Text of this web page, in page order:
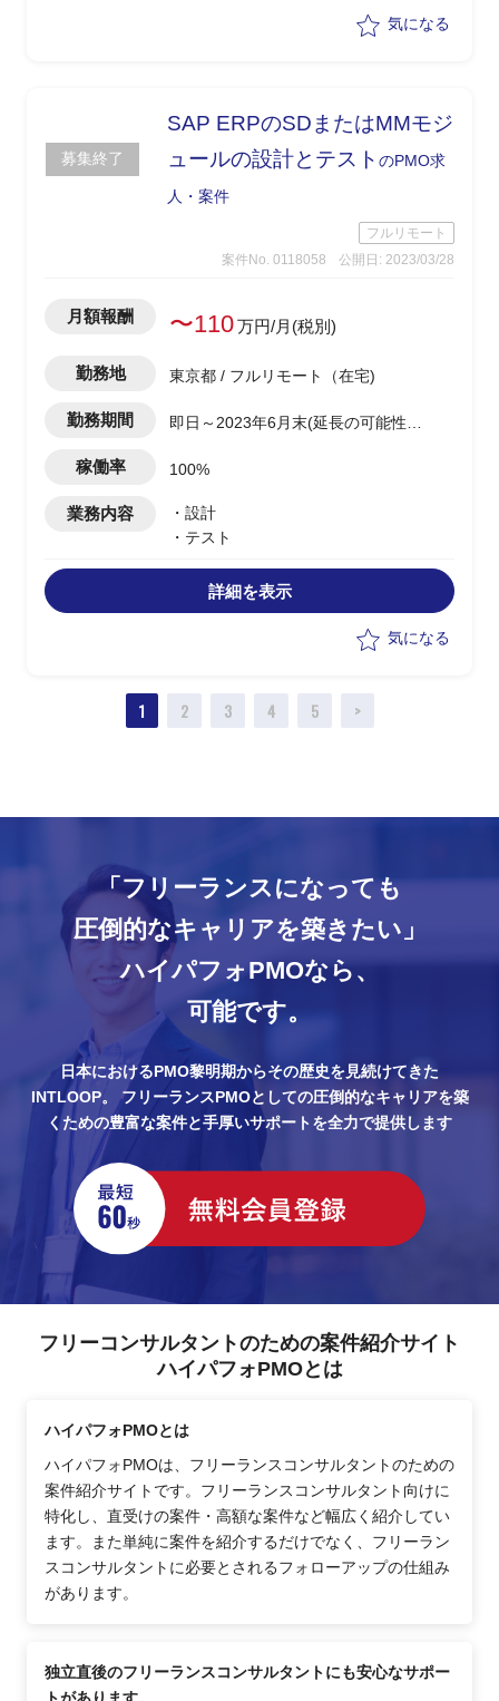
気になる
募集終了
SAP ERPのSDまたはMMモジ
ュールの設計とテスト のPMO求
人・案件
フルリモート
案件No. 0118058
公開日: 2023/03/28
月額報酬 〜110万円/月(税別)
勤務地 東京都 / フルリモート（在宅)
勤務期間
即日～2023年6月末(延長の可能性あ
稼働率 100%
業務内容
・設計
・テスト
詳細を表示
気になる
1 2 3 4 5 >
「フリーランスになっても
圧倒的なキャリアを築きたい」
ハイパフォPMOなら、
可能です。
日本におけるPMO黎明期からその歴史を見続けてきた
INTLOOP。
フリーランスPMOとしての圧倒的なキャリアを築
くための豊富な案件と手厚いサポートを全力で提供します
フリーコンサルタントのための案件紹介サイト
ハイパフォPMOとは
ハイパフォPMOとは
ハイパフォPMOは、フリーランスコンサルタントのための
案件紹介サイトです。フリーランスコンサルタント向けに
特化し、直受けの案件・高額な案件など幅広く紹介してい
ます。また単純に案件を紹介するだけでなく、フリーラン
スコンサルタントに必要とされるフォローアップの仕組み
があります。
独立直後のフリーランスコンサルタントにも安心なサポー